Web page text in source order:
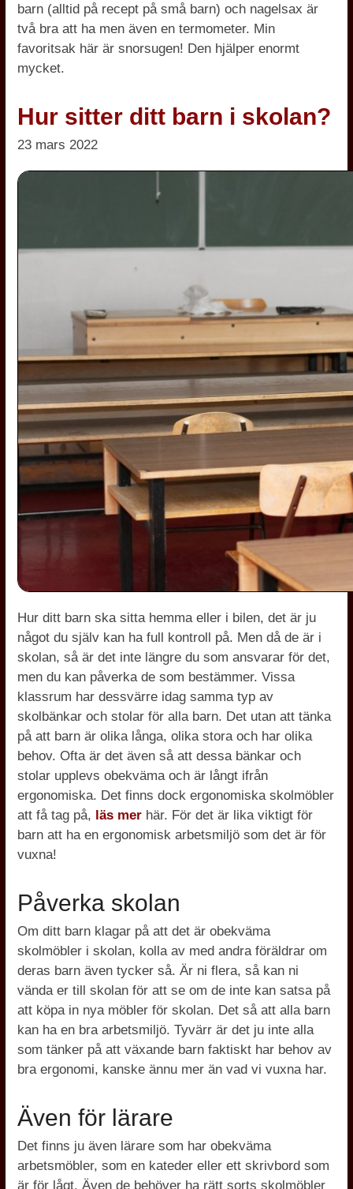
barn (alltid på recept på små barn) och nagelsax är
två bra att ha men även en termometer. Min
favoritsak här är snorsugen! Den hjälper enormt
mycket.
Hur sitter ditt barn i skolan?
23 mars 2022
Hur ditt barn ska sitta hemma eller i bilen, det är ju
något du själv kan ha full kontroll på. Men då de är i
skolan, så är det inte längre du som ansvarar för det,
men du kan påverka de som bestämmer. Vissa
klassrum har dessvärre idag samma typ av
skolbänkar och stolar för alla barn. Det utan att tänka
på att barn är olika långa, olika stora och har olika
behov. Ofta är det även så att dessa bänkar och
stolar upplevs obekväma och är långt ifrån
ergonomiska. Det finns dock ergonomiska skolmöbler
att få tag på, läs merhär. För det är lika viktigt för
barn att ha en ergonomisk arbetsmiljö som det är för
vuxna!
Påverka skolan
Om ditt barn klagar på att det är obekväma
skolmöbler i skolan, kolla av med andra föräldrar om
deras barn även tycker så. Är ni flera, så kan ni
vända er till skolan för att se om de inte kan satsa på
att köpa in nya möbler för skolan. Det så att alla barn
kan ha en bra arbetsmiljö. Tyvärr är det ju inte alla
som tänker på att växande barn faktiskt har behov av
bra ergonomi, kanske ännu mer än vad vi vuxna har.
Även för lärare
Det finns ju även lärare som har obekväma
arbetsmöbler, som en kateder eller ett skrivbord som
är för lågt. Även de behöver ha rätt sorts skolmöbler